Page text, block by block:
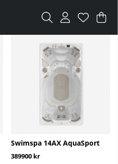
.
Swimspa 14AX AquaSport
389900 kr